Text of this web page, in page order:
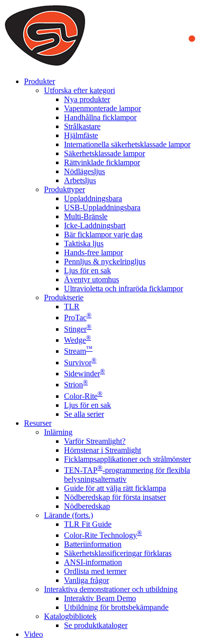
We use cookies to ensure that we provide you the best experience
on our website. By continuing to browse this website, you accept
that cookies are used to help us analyze how the website is used and
to offer you a better experience. To learn more or to find out how
you can disable cookies, you can access our
Produkter
Utforska efter kategori
Nya produkter
Vapenmonterade lampor
Handhållna ficklampor
Strålkastare
Hjälmfäste
Internationella säkerhetsklassade lampor
Säkerhetsklassade lampor
Rättvinklade ficklampor
Nödlägesljus
Arbetsljus
Produkttyper
Uppladdningsbara
USB-Uppladdningsbara
Multi-Bränsle
Icke-Laddningsbart
Bär ficklampor varje dag
Taktiska ljus
Hands-free lampor
Pennljus & nyckelringljus
Ljus för en sak
Äventyr utomhus
Ultravioletta och infraröda ficklampor
Produktserie
TLR
ProTac®
Stinger®
Wedge®
Stream™
Survivor®
Sidewinder®
Strion®
Color-Rite®
Ljus för en sak
Se alla serier
Resurser
Inlärning
Varför Streamlight?
Hörnstenar i Streamlight
Ficklampsapplikationer och strålmönster
TEN-TAP®-programmering för flexibla
belysningsalternativ
Guide för att välja rätt ficklampa
Nödberedskap för första insatser
Nödberedskap
Lärande (forts.)
TLR Fit Guide
Color-Rite Technology®
Batteriinformation
Säkerhetsklassificeringar förklaras
ANSI-information
Ordlista med termer
Vanliga frågor
Interaktiva demonstrationer och utbildning
Interaktiv Beam Demo
Utbildning för brottsbekämpande
Katalogbibliotek
Se produktkataloger
Video